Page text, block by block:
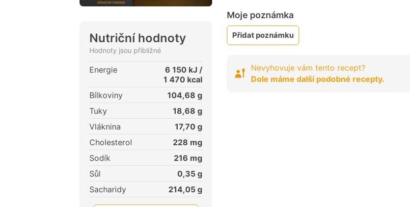
Nutriční hodnoty
Hodnoty jsou přibližné
Energie 6 150 kJ /
1 470 kcal
Bílkoviny
104,68 g
Tuky
18,68 g
Vláknina
17,70 g
Cholesterol
228 mg
Sodík
216 mg
Sůl
0,35 g
Sacharidy
214,05 g
Moje poznámka
Přidat poznámku
Nevyhovuje vám tento recept?
Dole máme další podobné recepty.